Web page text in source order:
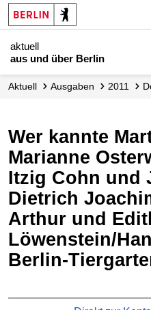
aktuell
aus und über Berlin
aktuell Ausgaben 2011
Wer kannte Martha Gabali,
Marianne
Itzig Cohn und
Dietrich
Arthur und
Löwenstein/
Berlin-